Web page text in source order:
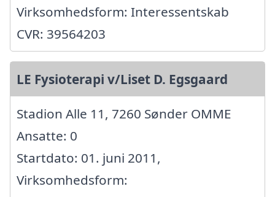
Virksomhedsform: Interessentskab
CVR: 39564203
LE Fysioterapi v/Liset D. Egsgaard
Stadion Alle 11, 7260 Sønder OMME
Ansatte: 0
Startdato: 01. juni 2011,
Virksomhedsform: